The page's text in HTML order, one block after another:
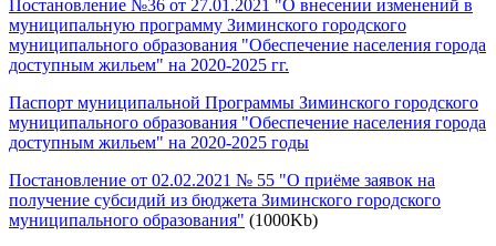
Постановление №36 от 27.01.2021 "О внесении изменений в
муниципальную программу Зиминского городского
муниципального образования "Обеспечение населения города
доступным жильем" на 2020-2025 гг.
Паспорт муниципальной Программы Зиминского городского
муниципального образования "Обеспечение населения города
доступным жильем" на 2020-2025 годы
Постановление от 02.02.2021 № 55 "О приёме заявок на
получение субсидий из бюджета Зиминского городского
муниципального образования" (1000Kb)